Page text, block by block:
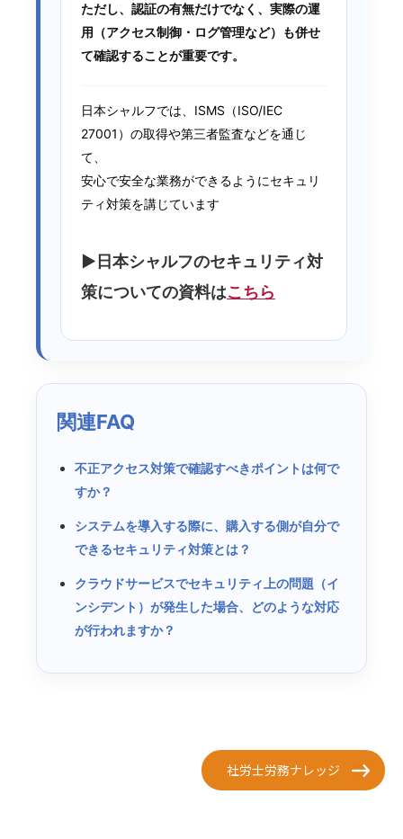
ただし、認証の有無だけでなく、実際の運
用（アクセス制御・ログ管理など）も併せ
て確認することが重要です。
日本シャルフでは、ISMS（ISO/IEC
27001）の取得や第三者監査などを通じ
て、
安心で安全な業務ができるようにセキュリ
ティ対策を講じています
▶日本シャルフのセキュリティ対
策についての資料はこちら
関連FAQ
不正アクセス対策で確認すべきポイントは何で
すか？
システムを導入する際に、購入する側が自分で
できるセキュリティ対策とは？
クラウドサービスでセキュリティ上の問題（イ
ンシデント）が発生した場合、どのような対応
が行われますか？
社労士労務ナレッジ